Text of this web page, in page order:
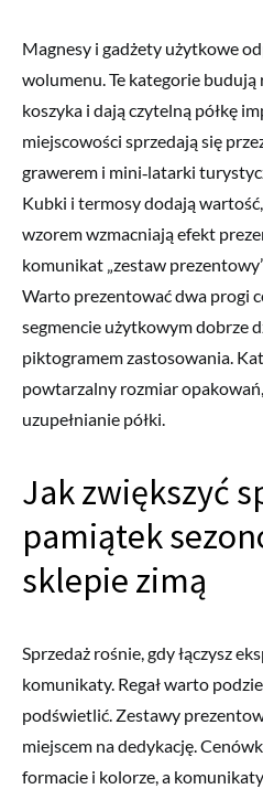
Magnesy i gadżety użytkowe
wolumenu. Te kategorie
koszyka i dają czytelną półkę
miejscowości sprzedają się
grawerem i mini‑latarki
Kubki i termosy dodają
wzorem wzmacniają efekt
komunikat „zestaw
Warto prezentować dwa progi
segmencie użytkowym dobrze
piktogramem zastosowania.
powtarzalny rozmiar
uzupełnianie półki.
Jak zwiększyć
pamiątek
sklepie zimą
Sprzedaż rośnie, gdy łączysz
komunikaty. Regał warto
podświetlić. Zestawy
miejscem na dedykację.
formacie i kolorze, a